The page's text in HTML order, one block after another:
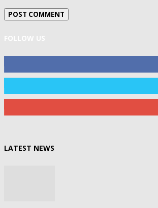
FOLLOW US
LATEST NEWS